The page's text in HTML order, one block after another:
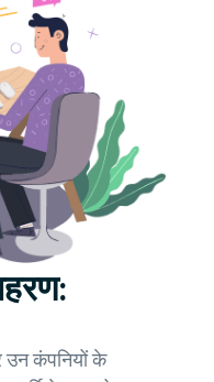
उन कंपनियों के